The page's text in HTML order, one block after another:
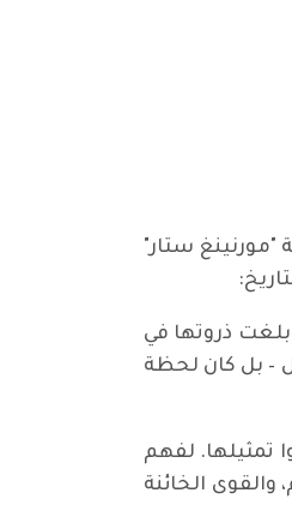
الالكتروني المنشور في 7 مايو(أيار) 2026 نقلا عن صحيفة "مورنينغ ستار"
ذروتها في
وساعات العمل – بل كان لحظة
تمثيلها. لفهم
الخائنة